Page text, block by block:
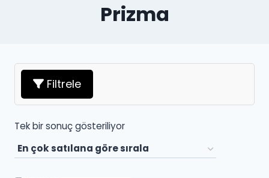
Prizma
Filtrele
Tek bir sonuç gösteriliyor